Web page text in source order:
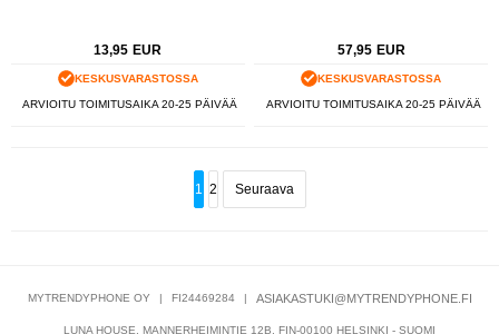
13,95 EUR
KESKUSVARASTOSSA
ARVIOITU TOIMITUSAIKA 20-25 PÄIVÄÄ
57,95 EUR
KESKUSVARASTOSSA
ARVIOITU TOIMITUSAIKA 20-25 PÄIVÄÄ
1 2 Seuraava
MYTRENDYPHONE OY | FI24469284 | ASIAKASTUKI@MYTRENDYPHONE.FI
LUNA HOUSE, MANNERHEIMINTIE 12B, FIN-00100 HELSINKI - SUOMI